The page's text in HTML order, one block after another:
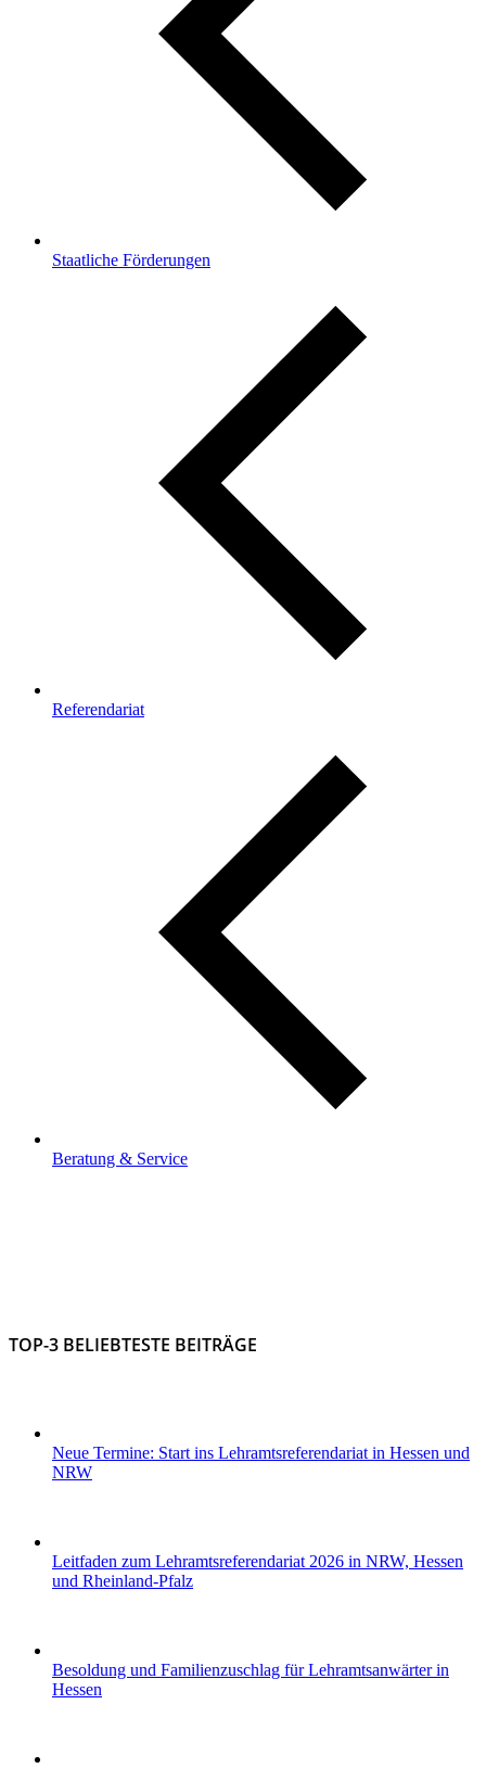
Staatliche Förderungen
Referendariat
Beratung & Service
TOP-3 BELIEBTESTE BEITRÄGE
Neue Termine: Start ins Lehramtsreferendariat in Hessen und
NRW
Leitfaden zum Lehramtsreferendariat 2026 in NRW, Hessen
und Rheinland-Pfalz
Besoldung und Familienzuschlag für Lehramtsanwärter in
Hessen